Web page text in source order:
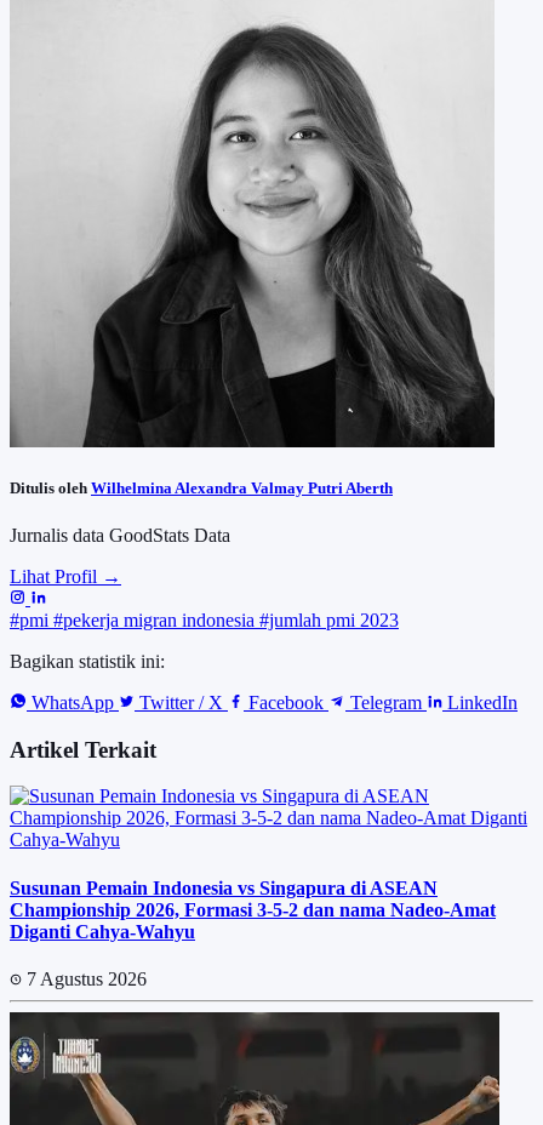
Ditulis oleh Wilhelmina Alexandra Valmay Putri Aberth
Jurnalis data GoodStats Data
Lihat Profil →
#pmi #pekerja migran indonesia #jumlah pmi 2023
Bagikan statistik ini:
WhatsApp
Twitter / X Facebook Telegram LinkedIn
Artikel Terkait
Susunan Pemain Indonesia vs Singapura di ASEAN
Championship 2026, Formasi 3-5-2 dan nama Nadeo-Amat
Diganti Cahya-Wahyu
7 Agustus 2026